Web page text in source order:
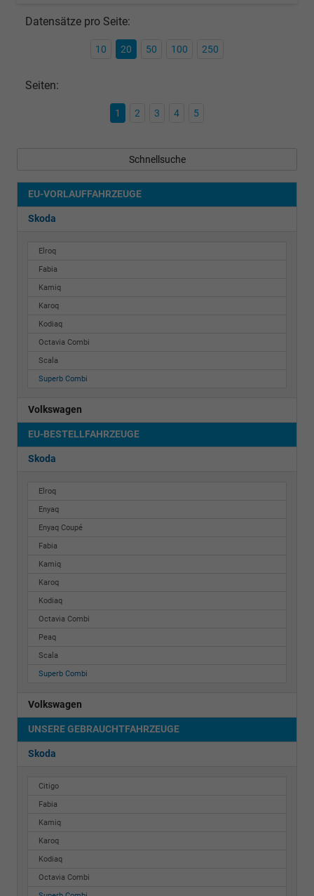
Datensätze pro Seite:
10 20 50 100 250
Seiten:
1 2 3 4 5
Schnellsuche
EU-VORLAUFFAHRZEUGE
Skoda
Elroq
Fabia
Kamiq
Karoq
Kodiaq
Octavia Combi
Scala
Superb Combi
Volkswagen
EU-BESTELLFAHRZEUGE
Skoda
Elroq
Enyaq
Enyaq Coupé
Fabia
Kamiq
Karoq
Kodiaq
Octavia Combi
Peaq
Scala
Superb Combi
Volkswagen
UNSERE GEBRAUCHTFAHRZEUGE
Skoda
Citigo
Fabia
Kamiq
Karoq
Kodiaq
Octavia Combi